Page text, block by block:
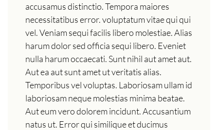
accusamus distinctio. Tempora maiores
necessitatibus error. voluptatum vitae qui qui
vel. Veniam sequi facilis libero molestiae. Alias
harum dolor sed officia sequi libero. Eveniet
nulla harum occaecati. Sunt nihil aut amet aut.
Aut ea aut sunt amet ut veritatis alias.
Temporibus vel voluptas. Laboriosam ullam id
laboriosam neque molestias minima beatae.
Aut eum vero dolorem incidunt. Accusantium
natus ut. Error qui similique et ducimus